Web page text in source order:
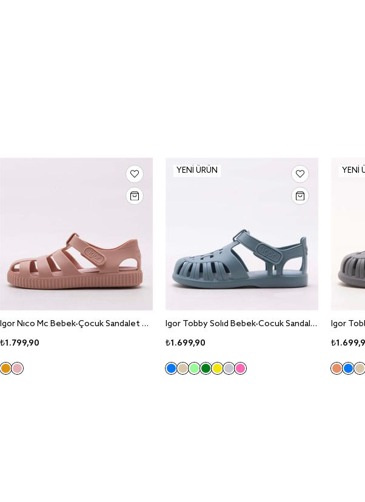
Igor Nico Mc Bebek-Çocuk Sandalet S10292
₺1.799,90
Igor Tobby Solid Bebek-Cocuk Sandalet S10271
₺1.699,90
YENI ÜRÜN YENI